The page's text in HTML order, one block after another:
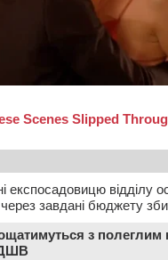
експосадовицю відділу
завдані бюджету
з полеглим
ДШВ